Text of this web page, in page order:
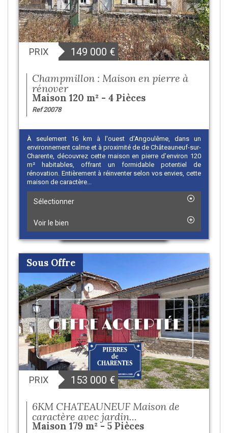
PRIX 149 000 €
Champmillon : Maison en pierre à
rénover
Maison 120 m² - 4 Pièces
Ref 20078
À seulement 16 km à l'ouest d'Angoulême, dans un
environnement calme et à proximité de de Châteauneuf-sur-
Charente, découvrez cette maison en pierre d'environ 120
m² habitables, offrant un formidable potentiel de
rénovation. Entièrement à réinventer selon vos envies, cette
maison de caractère...
Sélectionner
Voir le bien
Sous Offre
PRIX 153 000 €
6KM CHATEAUNEUF Maison de
caractère avec jardin...
Maison 179 m² - 5 Pièces